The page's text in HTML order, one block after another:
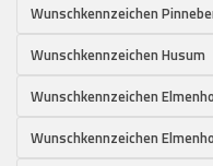
Wunschkennzeichen
Wunschkennzeichen Husum
Wunschkennzeichen
Wunschkennzeichen